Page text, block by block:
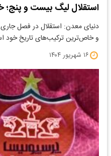
استقلال لیگ بیست و
دنیای معدن: استقلال در فصل
و خاص‌ترین ترکیب‌های تاریخ خود
۱۶ شهریور ۱۴۰۴